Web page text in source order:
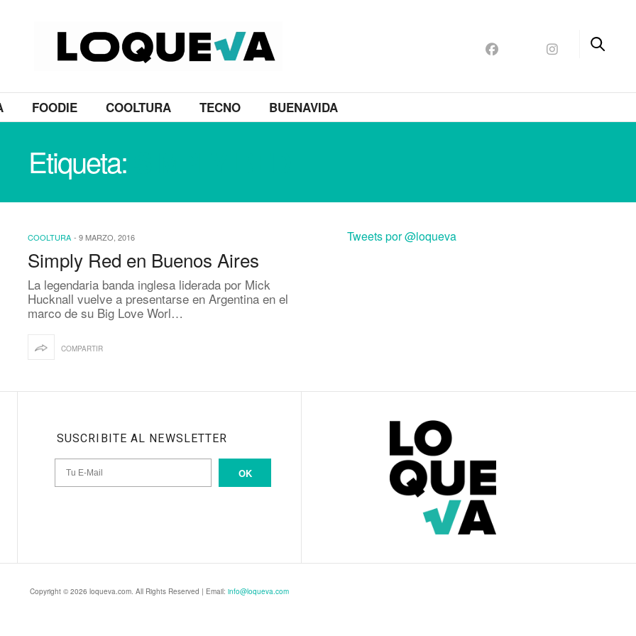
FOODIE COOLTURA TECNO BUENAVIDA
Etiqueta:
COOLTURA - 9 MARZO, 2016
Simply Red en Buenos Aires
La legendaria banda inglesa liderada por Mick
Hucknall vuelve a presentarse en Argentina en el
marco de su Big Love Worl…
COMPARTIR
Tweets por @loqueva
SUSCRIBITE AL NEWSLETTER
OK
Copyright © 2026 loqueva.com. All Rights Reserved | Email: info@loqueva.com